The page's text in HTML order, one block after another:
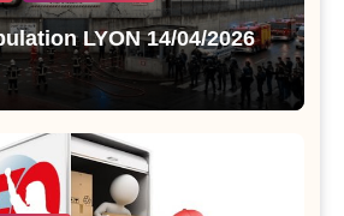
LYON 14/04/2026